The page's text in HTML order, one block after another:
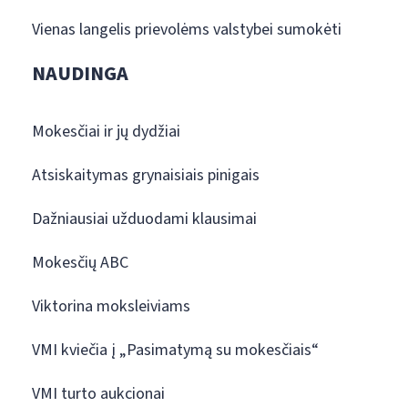
Vienas langelis prievolėms valstybei sumokėti
NAUDINGA
Mokesčiai ir jų dydžiai
Atsiskaitymas grynaisiais pinigais
Dažniausiai užduodami klausimai
Mokesčių ABC
Viktorina moksleiviams
VMI kviečia į „Pasimatymą su mokesčiais“
VMI turto aukcionai